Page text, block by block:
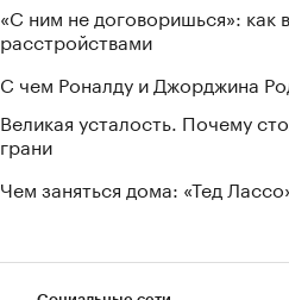
«С ним не договоришься»: как
расстройствами
С чем Роналду и Джорджина
Великая усталость. Почему
грани
Чем заняться дома: «Тед